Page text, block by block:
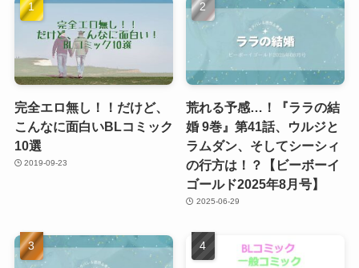
完全エロ無し！！だけど、
こんなに面白いBLコミック
10選
2019-09-23
荒れる予感…！『ララの結
婚 9巻』第41話、ウルジと
ラムダン、そしてシーシィ
の行方は！？【ビーボーイ
ゴールド2025年8月号】
2025-06-29